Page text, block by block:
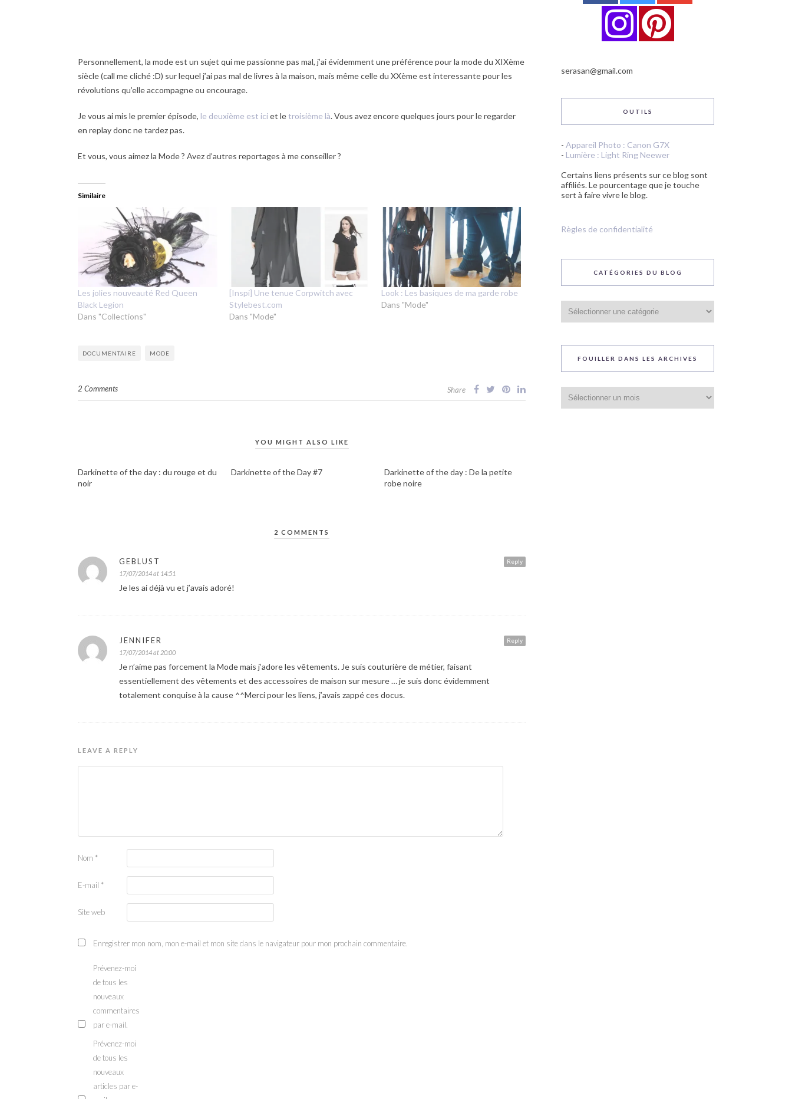
Personnellement, la mode est un sujet qui me passionne pas mal, j’ai évidemment une préférence pour la mode du XIXème
siècle (call me cliché :D) sur lequel j’ai pas mal de livres à la maison, mais même celle du XXème est interessante pour les
révolutions qu’elle accompagne ou encourage.
Je vous ai mis le premier épisode, le deuxième est iciet le troisième là. Vous avez encore quelques jours pour le regarder
en replay donc ne tardez pas.
Et vous, vous aimez la Mode ? Avez d’autres reportages à me conseiller ?
Similaire
Les jolies nouveauté Red Queen
Black Legion
Dans "Collections"
[Inspi] Une tenue Corpwitch avec
Stylebest.com
Dans "Mode"
Look : Les basiques de ma garde robe
Dans "Mode"
DOCUMENTAIRE MODE
2 Comments Share
YOU MIGHT ALSO LIKE
Darkinette of the day : du rouge et du
noir
Darkinette of the Day #7
Darkinette of the day : De la petite
robe noire
2 COMMENTS
Reply
GEBLUST
17/07/2014 at 14:51
Je les ai déjà vu et j’avais adoré!
Reply
JENNIFER
17/07/2014 at 20:00
Je n’aime pas forcement la Mode mais j’adore les vêtements. Je suis couturière de métier, faisant
essentiellement des vêtements et des accessoires de maison sur mesure … je suis donc évidemment
totalement conquise à la cause ^^Merci pour les liens, j’avais zappé ces docus.
LEAVE A REPLY
Nom *
E-mail *
Site web
Enregistrer mon nom, mon e-mail et mon site dans le navigateur pour mon prochain commentaire.
Prévenez-moi
de tous les
nouveaux
commentaires
par e-mail.
Prévenez-moi
de tous les
nouveaux
articles par e-
serasan@gmail.com
OUTILS
- Appareil Photo : Canon G7X
- Lumière : Light Ring Neewer
Certains liens présents sur ce blog sont
affiliés. Le pourcentage que je touche
sert à faire vivre le blog.
Règles de confidentialité
CATÉGORIES DU BLOG
du
blog
FOUILLER DANS LES ARCHIVES
dans
les